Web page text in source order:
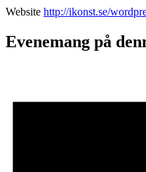
Website http://ikonst.se/
Evenemang på